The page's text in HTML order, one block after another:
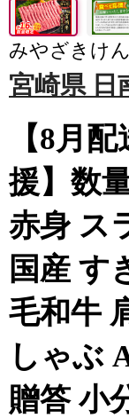
みやざきけ
宮崎県 日
【8月
援】数
赤身 ス
国産 す
毛和牛
しゃぶ
贈答 小